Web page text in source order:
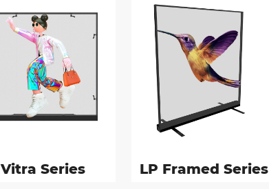
LP Framed Series
Vitra Series